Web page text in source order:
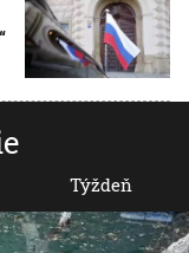
Týždeň